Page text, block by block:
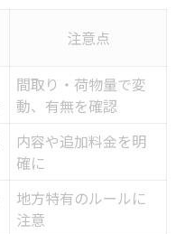
注意点
間取り・荷物量で変
動、有無を確認
内容や追加料金を明
確に
地方特有のルールに
注意